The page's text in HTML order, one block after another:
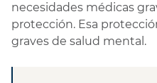
necesidades médicas
protección. Esa
graves de salud mental.